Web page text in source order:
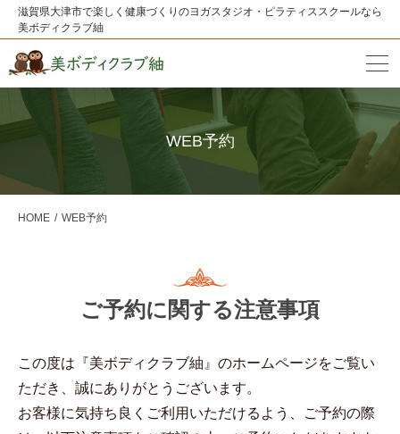
滋賀県大津市で楽しく健康づくりのヨガスタジオ・ピラティススクールなら
美ボディクラブ紬
WEB予約
HOME WEB予約
ご予約に関する注意事項
この度は『美ボディクラブ紬』のホームページをご覧い
ただき、誠にありがとうございます。
お客様に気持ち良くご利用いただけるよう、ご予約の際